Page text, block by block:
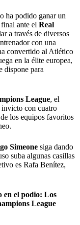
ha podido ganar un
ante el Real
a través de diversos
con una
convertido al Atlético
en la élite europea,
dispone para
League, el
invicto con cuatro
los equipos favoritos
Simeone siga dando
suba algunas casillas
es Rafa Benítez,
en el podio: Los
League